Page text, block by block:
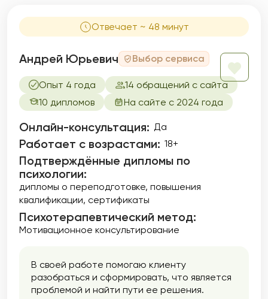
Отвечает ~ 48 минут
Андрей Юрьевич Выбор сервиса
Опыт 4 года
14 обращений с сайта
10 дипломов
На сайте с 2024 года
Онлайн-консультация: Да
Работает с возрастами: 18+
Подтверждённые дипломы по
психологии:
дипломы о переподготовке повышения
квалификации сертификаты
Психотерапевтический метод:
Мотивационное консультирование
В своей работе помогаю клиенту
разобраться и сформировать, что является
проблемой и найти пути ее решения.